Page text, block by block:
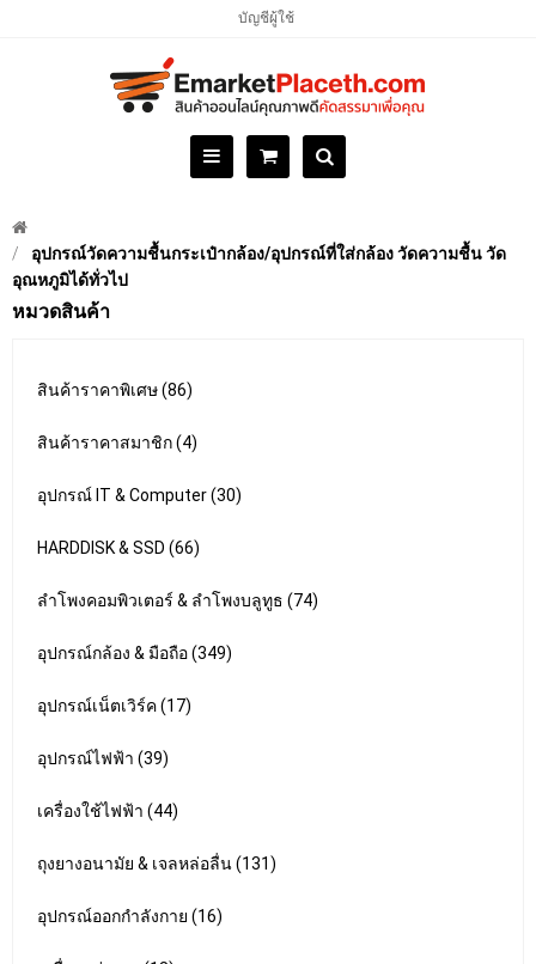
บัญชีผู้ใช้
อุปกรณ์วัดความชื้นกระเป๋ากล้อง/อุปกรณ์ที่ใส่กล้อง วัดความชื้น วัด
อุณหภูมิได้ทั่วไป
หมวดสินค้า
สินค้าราคาพิเศษ (86)
สินค้าราคาสมาชิก (4)
อุปกรณ์ IT & Computer (30)
HARDDISK & SSD (66)
ลำโพงคอมพิวเตอร์ & ลำโพงบลูทูธ (74)
อุปกรณ์กล้อง & มือถือ (349)
อุปกรณ์เน็ตเวิร์ค (17)
อุปกรณ์ไฟฟ้า (39)
เครื่องใช้ไฟฟ้า (44)
ถุงยางอนามัย & เจลหล่อลื่น (131)
อุปกรณ์ออกกำลังกาย (16)